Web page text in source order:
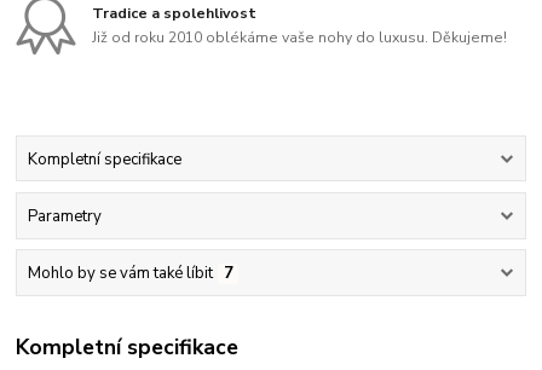
Tradice a spolehlivost
Již od roku 2010 oblékáme vaše nohy do luxusu. Děkujeme!
Kompletní specifikace
Parametry
Mohlo by se vám také líbit 7
Kompletní specifikace